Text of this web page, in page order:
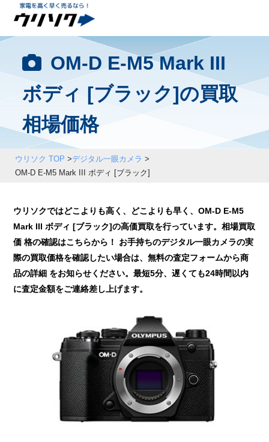
OM-D E-M5 Mark III
ボディ [ブラック]の買取
相場価格
ウリソク TOP >デジタル一眼カメラ >
OM-D E-M5 Mark III ボディ [ブラック]
ウリソクではどこよりも高く、どこよりも早く、OM-D E-M5
Mark III ボディ [ブラック]の高価買取を行っています。相場買取
価 格の確認はこちらから！ お手持ちのデジタル一眼カメラの実
際の買取価格を確認したい場合は、無料の査定フォームから商
品の詳細 をお知らせください。最短5分、遅くても24時間以内
に査定金額をご連絡差し上げます。